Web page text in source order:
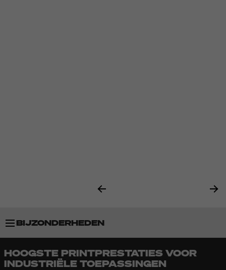
BIJZONDERHEDEN
TECHNISCHE GEGEVENS
HOOGSTE PRINTPRESTATIES VOOR
INDUSTRIËLE TOEPASSINGEN